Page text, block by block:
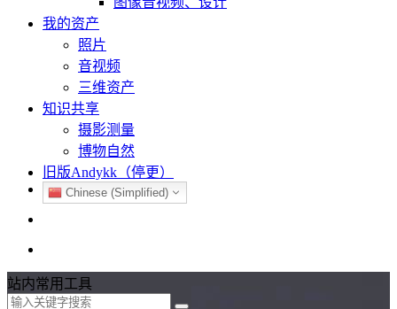
我的资产
照片
音视频
三维资产
知识共享
摄影测量
博物自然
旧版Andykk（停更）
Chinese (Simplified)
站内常用 工具